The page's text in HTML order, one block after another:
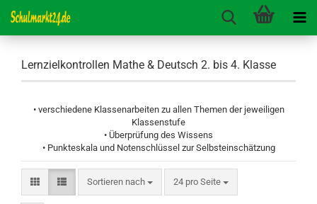
Lernzielkontrollen Mathe & Deutsch 2. bis 4. Klasse
• verschiedene Klassenarbeiten zu allen Themen der jeweiligen
Klassenstufe
• Überprüfung des Wissens
• Punkteskala und Notenschlüssel zur Selbsteinschätzung
Sortieren nach
Sortieren nach 24 pro Seite
pro Seite